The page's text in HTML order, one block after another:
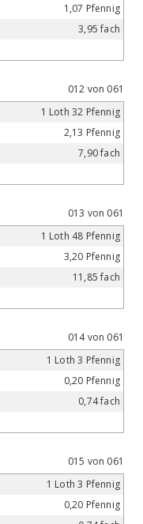
1,07 Pfennig
3,95 fach
012 von 061
1 Loth 32 Pfennig
2,13 Pfennig
7,90 fach
013 von 061
1 Loth 48 Pfennig
3,20 Pfennig
11,85 fach
014 von 061
1 Loth 3 Pfennig
0,20 Pfennig
0,74 fach
015 von 061
1 Loth 3 Pfennig
0,20 Pfennig